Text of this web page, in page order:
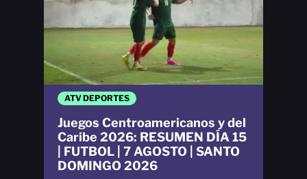
ATV DEPORTES
Juegos Centroamericanos y del
Caribe 2026: RESUMEN DÍA 15
| FUTBOL | 7 AGOSTO | SANTO
DOMINGO 2026